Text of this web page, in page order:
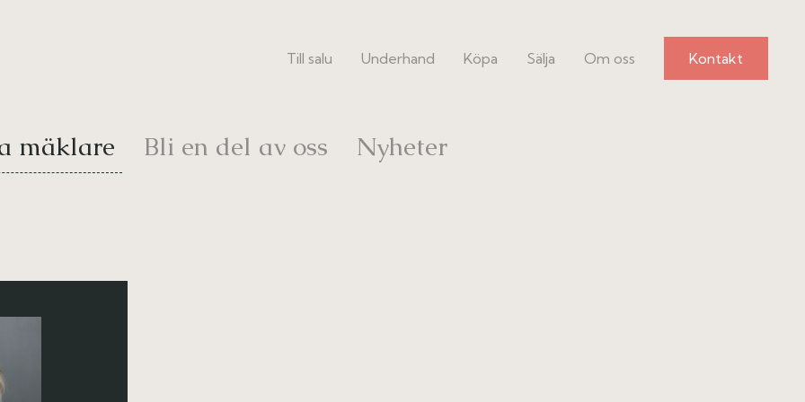
Till salu Underhand Köpa Sälja Om oss Kontakt
mäklare Bli en del av oss Nyheter